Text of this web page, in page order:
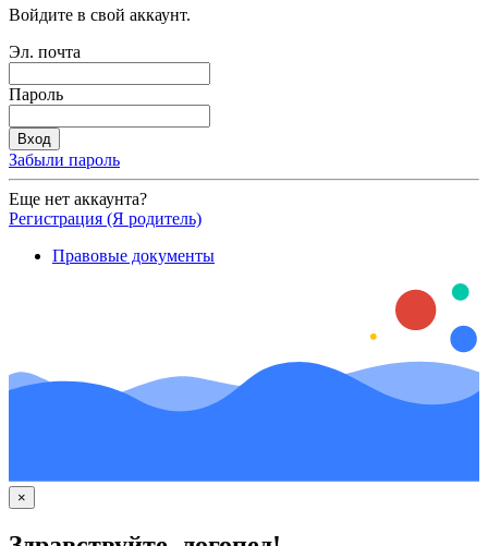
Войдите в свой аккаунт.
Эл. почта
Пароль
Забыли пароль
Еще нет аккаунта?
Регистрация (Я родитель)
Правовые документы
×